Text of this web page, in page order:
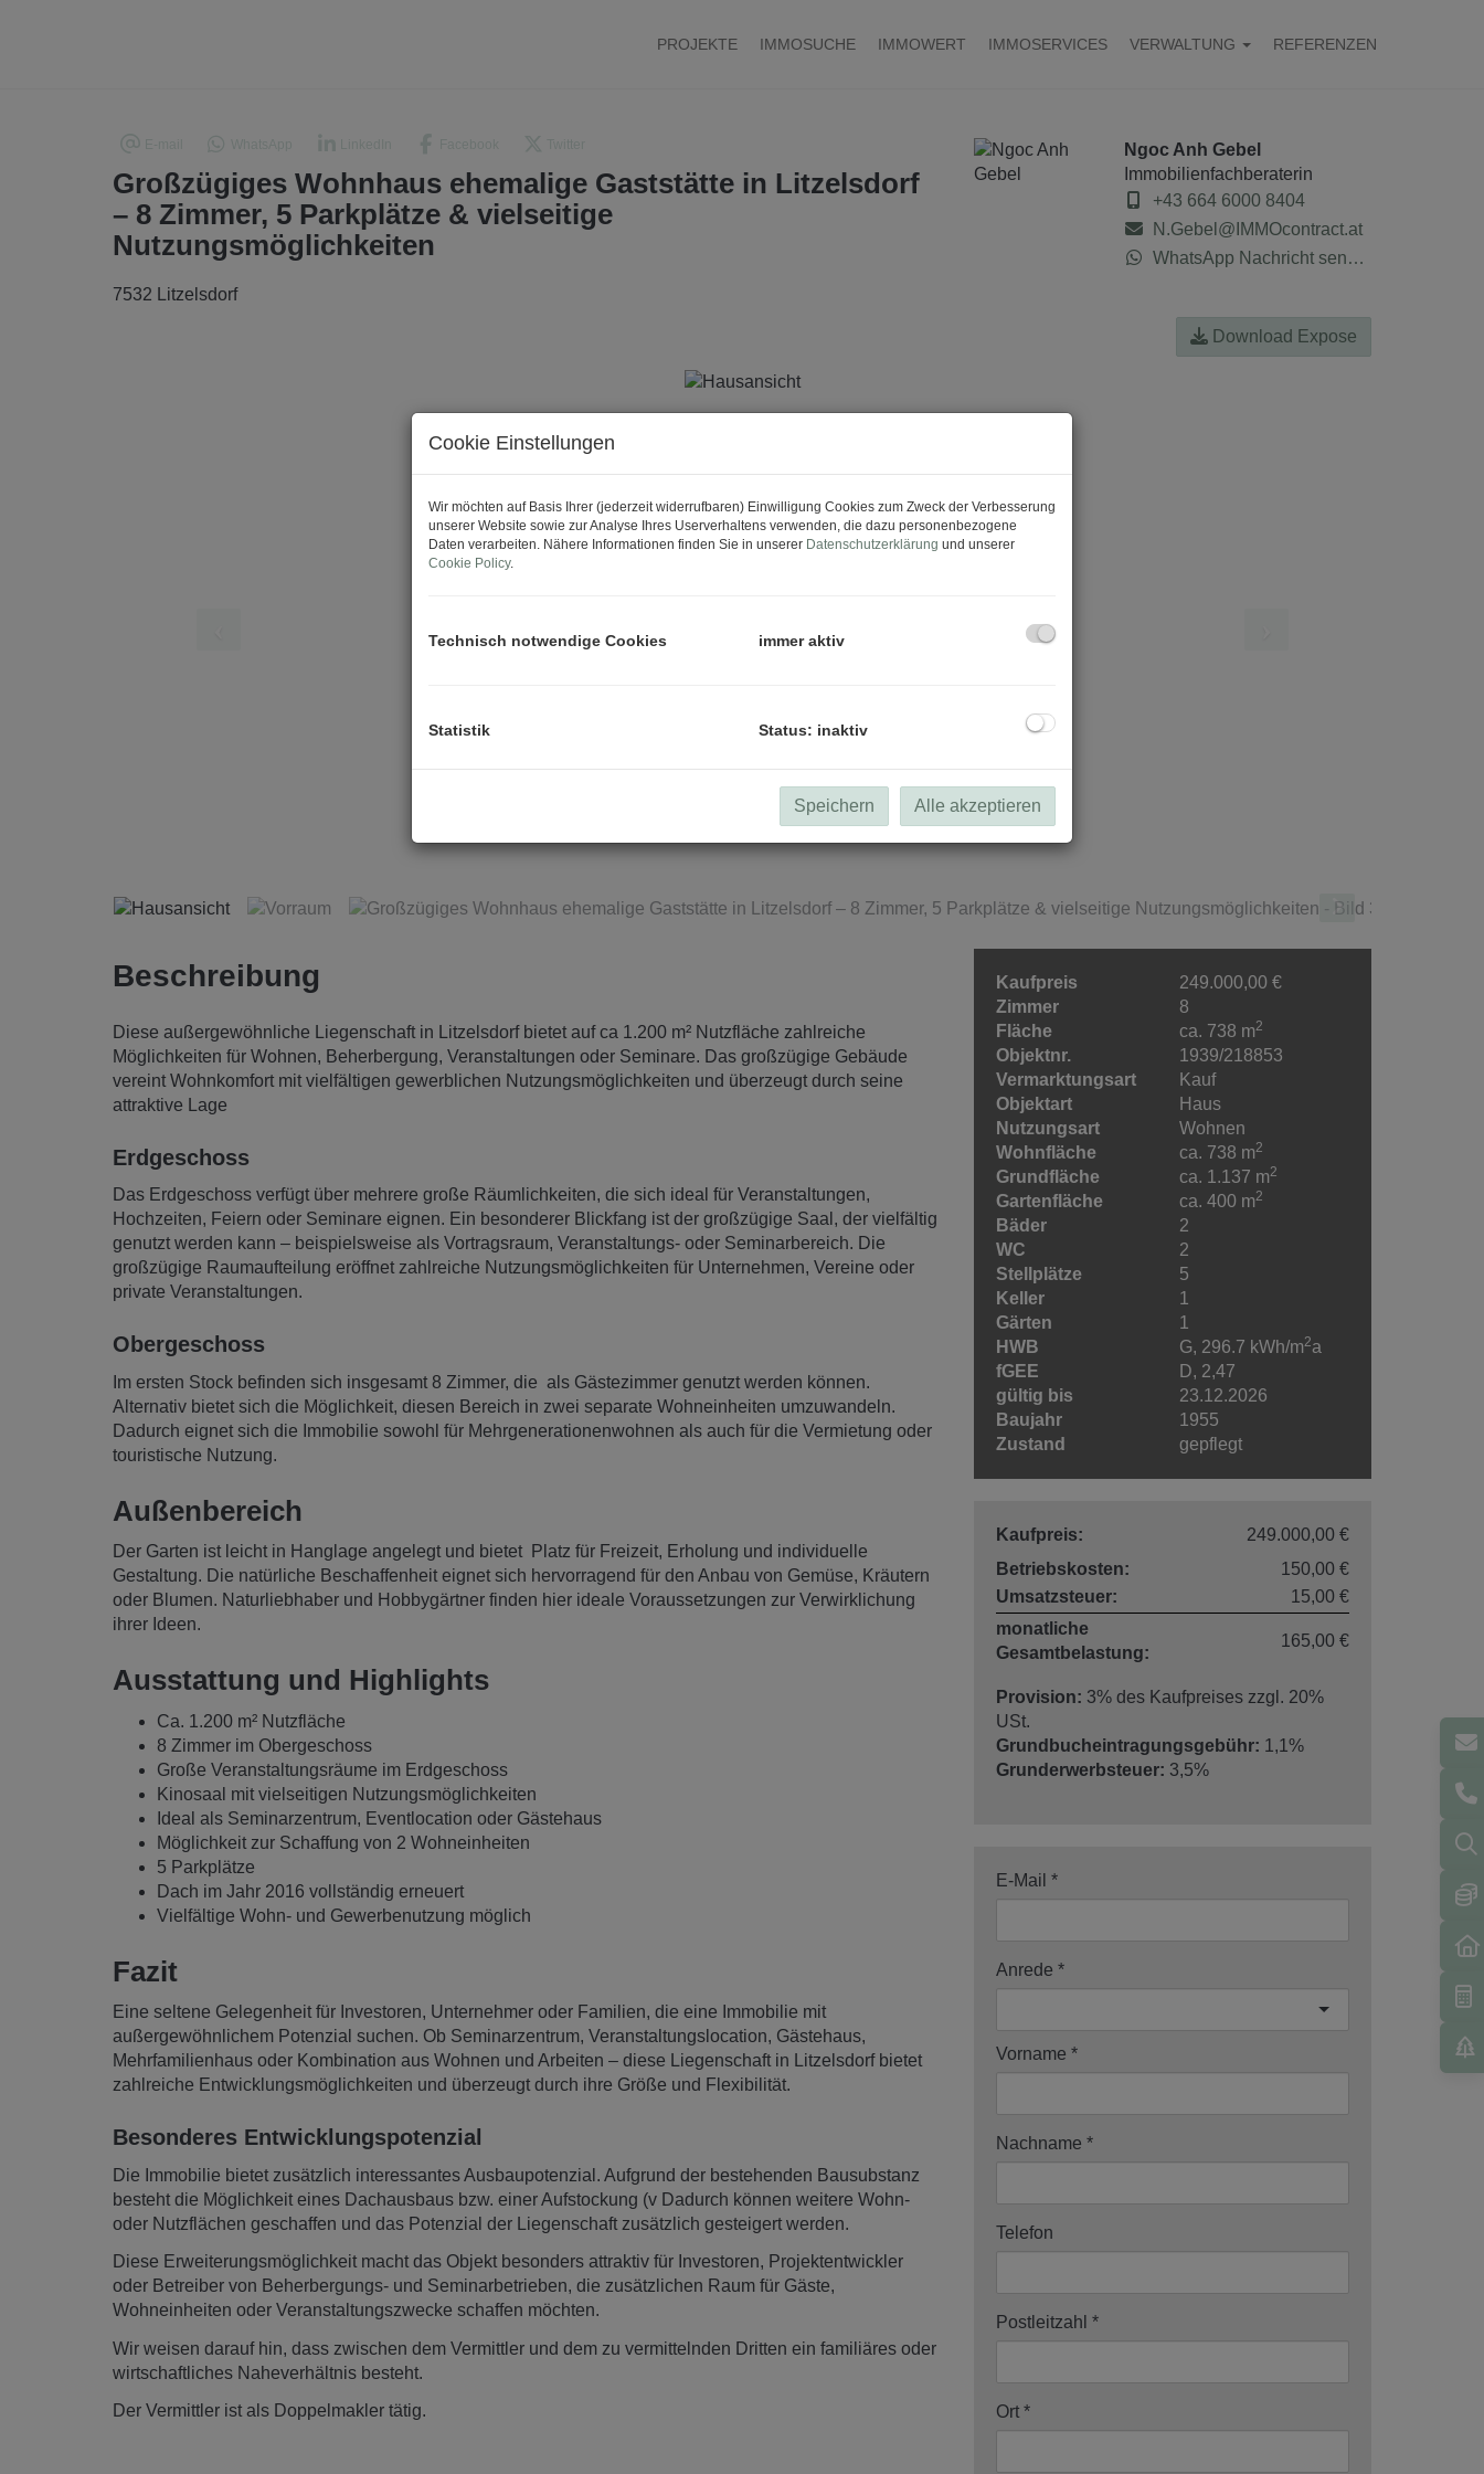
PROJEKTE IMMOSUCHE IMMOWERT IMMOSERVICES VERWALTUNG REFERENZEN
Großzügiges Wohnhaus ehemalige Gaststätte in Litzelsdorf
– 8 Zimmer, 5 Parkplätze & vielseitige
Nutzungsmöglichkeiten
7532 Litzelsdorf
Ngoc Anh Gebel
Immobilienfachberaterin
+43 664 6000 8404
N.Gebel@IMMOcontract.at
WhatsApp Nachricht senden
Download Expose
Beschreibung
Diese außergewöhnliche Liegenschaft in Litzelsdorf bietet auf ca 1.200 m² Nutzfläche zahlreiche
Möglichkeiten für Wohnen, Beherbergung, Veranstaltungen oder Seminare. Das großzügige Gebäude
vereint Wohnkomfort mit vielfältigen gewerblichen Nutzungsmöglichkeiten und überzeugt durch seine
attraktive Lage
Erdgeschoss
Das Erdgeschoss verfügt über mehrere große Räumlichkeiten, die sich ideal für Veranstaltungen,
Hochzeiten, Feiern oder Seminare eignen. Ein besonderer Blickfang ist der großzügige Saal, der vielfältig
genutzt werden kann – beispielsweise als Vortragsraum, Veranstaltungs- oder Seminarbereich. Die
großzügige Raumaufteilung eröffnet zahlreiche Nutzungsmöglichkeiten für Unternehmen, Vereine oder
private Veranstaltungen.
Obergeschoss
Im ersten Stock befinden sich insgesamt 8 Zimmer, die als Gästezimmer genutzt werden können.
Alternativ bietet sich die Möglichkeit, diesen Bereich in zwei separate Wohneinheiten umzuwandeln.
Dadurch eignet sich die Immobilie sowohl für Mehrgenerationenwohnen als auch für die Vermietung oder
touristische Nutzung.
Außenbereich
Der Garten ist leicht in Hanglage angelegt und bietet Platz für Freizeit, Erholung und individuelle
Gestaltung. Die natürliche Beschaffenheit eignet sich hervorragend für den Anbau von Gemüse, Kräutern
oder Blumen. Naturliebhaber und Hobbygärtner finden hier ideale Voraussetzungen zur Verwirklichung
ihrer Ideen.
Ausstattung und Highlights
Ca. 1.200 m² Nutzfläche
8 Zimmer im Obergeschoss
Große Veranstaltungsräume im Erdgeschoss
Kinosaal mit vielseitigen Nutzungsmöglichkeiten
Ideal als Seminarzentrum, Eventlocation oder Gästehaus
Möglichkeit zur Schaffung von 2 Wohneinheiten
5 Parkplätze
Dach im Jahr 2016 vollständig erneuert
Vielfältige Wohn- und Gewerbenutzung möglich
Fazit
Eine seltene Gelegenheit für Investoren, Unternehmer oder Familien, die eine Immobilie mit
außergewöhnlichem Potenzial suchen. Ob Seminarzentrum, Veranstaltungslocation, Gästehaus,
Mehrfamilienhaus oder Kombination aus Wohnen und Arbeiten – diese Liegenschaft in Litzelsdorf bietet
zahlreiche Entwicklungsmöglichkeiten und überzeugt durch ihre Größe und Flexibilität.
Besonderes Entwicklungspotenzial
Die Immobilie bietet zusätzlich interessantes Ausbaupotenzial. Aufgrund der bestehenden Bausubstanz
besteht die Möglichkeit eines Dachausbaus bzw. einer Aufstockung (v Dadurch können weitere Wohn-
oder Nutzflächen geschaffen und das Potenzial der Liegenschaft zusätzlich gesteigert werden.
Diese Erweiterungsmöglichkeit macht das Objekt besonders attraktiv für Investoren, Projektentwickler
oder Betreiber von Beherbergungs- und Seminarbetrieben, die zusätzlichen Raum für Gäste,
Wohneinheiten oder Veranstaltungszwecke schaffen möchten.
Wir weisen darauf hin, dass zwischen dem Vermittler und dem zu vermittelnden Dritten ein familiäres oder
wirtschaftliches Naheverhältnis besteht.
Der Vermittler ist als Doppelmakler tätig.
Kaufpreis
249.000,00 €
Zimmer
8
Fläche
ca. 738 m2
Objektnr.
1939/218853
Vermarktungsart
Kauf
Objektart
Haus
Nutzungsart
Wohnen
Wohnfläche
ca. 738 m2
Grundfläche ca. 1.137 m2
Gartenfläche ca. 400 m2
Bäder
2
WC
2
Stellplätze
5
Keller
1
Gärten
1
HWB
G, 296.7 kWh/m2a
fGEE
D, 2,47
gültig bis
23.12.2026
Baujahr
1955
Zustand
gepflegt
Kaufpreis:
249.000,00 €
Betriebskosten:
150,00 €
Umsatzsteuer:
15,00 €
monatliche
Gesamtbelastung:
165,00 €
Provision: 3% des Kaufpreises zzgl. 20%
USt.
Grundbucheintragungsgebühr: 1,1%
Grunderwerbsteuer: 3,5%
E-Mail
Anrede
Vorname
Nachname
Telefon
Postleitzahl
Ort
Cookie Einstellungen
Wir möchten auf Basis Ihrer (jederzeit widerrufbaren) Einwilligung Cookies zum Zweck der Verbesserung
unserer Website sowie zur Analyse Ihres Userverhaltens verwenden, die dazu personenbezogene
Daten verarbeiten. Nähere Informationen finden Sie in unserer Datenschutzerklärung und unserer
Cookie Policy.
Technisch notwendige Cookies immer aktiv
Statistik Status: inaktiv
Speichern Alle akzeptieren